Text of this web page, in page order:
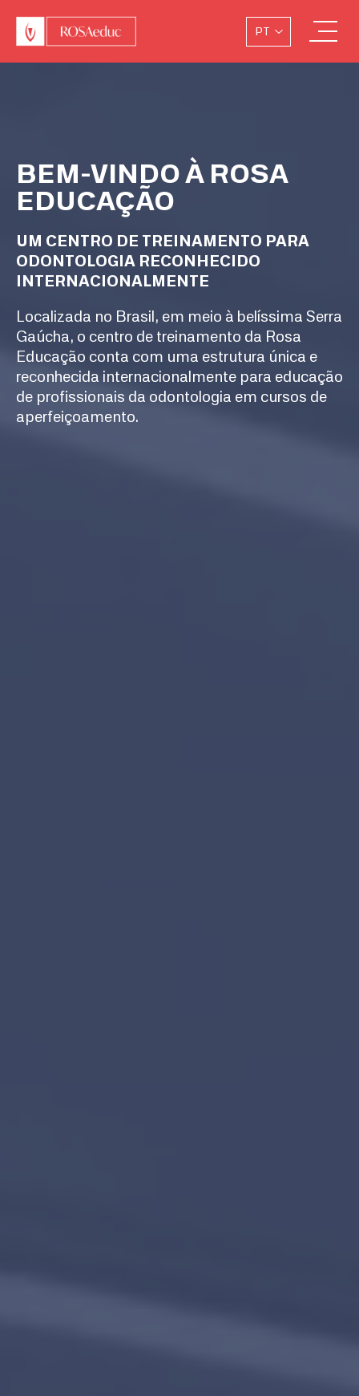
PT
BEM-VINDO À ROSA
EDUCAÇÃO
UM CENTRO DE TREINAMENTO PARA
ODONTOLOGIA RECONHECIDO
INTERNACIONALMENTE
Localizada no Brasil, em meio à belíssima Serra
Gaúcha, o centro de treinamento da Rosa
Educação conta com uma estrutura única e
reconhecida internacionalmente para educação
de profissionais da odontologia em cursos de
aperfeiçoamento.